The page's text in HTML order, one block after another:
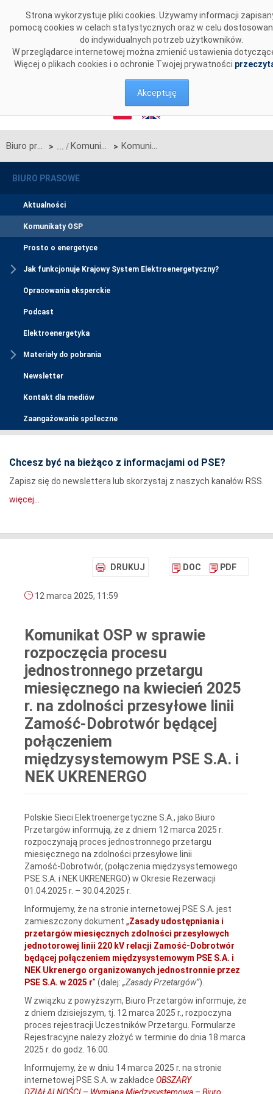
Strona wykorzystuje pliki cookies. Używamy informacji
pomocą cookies w celach statystycznych oraz w celu
do indywidualnych potrzeb użytkowników.
W przeglądarce internetowej można zmienić ustawienia
Więcej o plikach cookies i o ochronie Twojej prywatności
Akceptuję
Biuro prasowe > Komunikaty OSP > Komunikat OSP w sprawie rozpoczęcia procesu jednostronnego przetargu miesięcznego na kwiecień 2025 r. na zdolności przesyłowe linii Zamość-Dobrotwór będącej połączeniem międzysystemowym PSE S.A. i NEK UKRENERGO
BIURO PRASOWE
Aktualności
Komunikaty OSP
Prosto o energetyce
Jak funkcjonuje Krajowy System Elektroenergetyczny?
Opracowania eksperckie
Podcast
Elektroenergetyka
Materiały do pobrania
Newsletter
Kontakt dla mediów
Zaangażowanie społeczne
Chcesz być na bieżąco z informacjami od PSE?
Zapisz się do newslettera lub skorzystaj z naszych kanałów RSS.
więcej...
DRUKUJ DOC PDF
12 marca 2025, 11:59
Komunikat OSP w sprawie
rozpoczęcia procesu
jednostronnego przetargu
miesięcznego na kwiecień 2025
r. na zdolności przesyłowe linii
Zamość-Dobrotwór będącej
połączeniem
międzysystemowym PSE S.A. i
NEK UKRENERGO
Polskie Sieci Elektroenergetyczne S.A., jako Biuro
Przetargów informują, że z dniem 12 marca 2025 r.
rozpoczynają proces jednostronnego przetargu
miesięcznego na zdolności przesyłowe linii
Zamość‑Dobrotwór, (połączenia międzysystemowego
PSE S.A. i NEK UKRENERGO) w Okresie Rezerwacji
01.04.2025 r. – 30.04.2025 r.
Informujemy, że na stronie internetowej PSE S.A. jest
zamieszczony dokument „Zasady udostępniania i
przetargów miesięcznych zdolności przesyłowych
jednotorowej linii 220 kV relacji Zamość‑Dobrotwór
będącej połączeniem międzysystemowym PSE S.A. i
NEK Ukrenergo organizowanych jednostronnie przez
PSE S.A. w 2025 r” (dalej: „Zasady Przetargów”).
W związku z powyższym, Biuro Przetargów informuje, że
z dniem dzisiejszym, tj. 12 marca 2025 r., rozpoczyna
proces rejestracji Uczestników Przetargu. Formularze
Rejestracyjne należy złożyć w terminie do dnia 18 marca
2025 r. do godz. 16:00.
Informujemy, że w dniu 14 marca 2025 r. na stronie
internetowej PSE S.A. w zakładce OBSZARY
DZIAŁALNOŚCI – Wymiana Międzysystemowa – Biuro